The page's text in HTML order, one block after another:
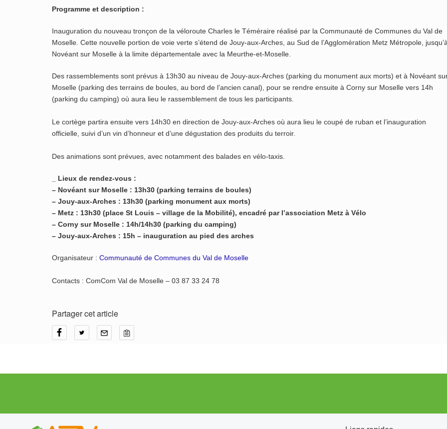
Programme et description :
Inauguration du nouveau tronçon de la véloroute Charles le Téméraire réalisé par la Communauté de Communes du Val de
Moselle. Cette nouvelle portion de voie verte s’étend de Jouy-aux-Arches, au Sud de l’Agglomération Metz Métropole,
Novéant sur Moselle à la limite départementale avec la Meurthe-et-Moselle.
Des rassemblements sont prévus à 13h30 au niveau de Jouy-aux-Arches (parking du monument aux morts) et à Novéant
Moselle (parking des terrains de boules, au bord de l’ancien canal), pour se rendre ensuite à Corny sur Moselle vers 14h
(parking du camping) où aura lieu le rassemblement de tous les participants.
Le cortège partira ensuite vers 14h30 en direction de Jouy-aux-Arches où aura lieu le coupé de ruban et l’inauguration
officielle, suivi d’un vin d’honneur et d’une dégustation des produits du terroir.
Des animations sont prévues, avec notamment des balades en vélo-taxis.
_ Lieux de rendez-vous :
– Novéant sur Moselle : 13h30 (parking terrains de boules)
– Jouy-aux-Arches : 13h30 (parking monument aux morts)
– Metz : 13h30 (place St Louis – village de la Mobilité), encadré par l’association Metz à Vélo
– Corny sur Moselle : 14h/14h30 (parking du camping)
– Jouy-aux-Arches : 15h – inauguration au pied des arches
Organisateur : Communauté de Communes du Val de Moselle
Contacts : ComCom Val de Moselle – 03 87 33 24 78
Partager cet article